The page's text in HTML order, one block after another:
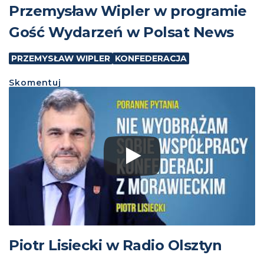
Przemysław Wipler w programie
Gość Wydarzeń w Polsat News
PRZEMYSŁAW WIPLER KONFEDERACJA
Skomentuj
Piotr Lisiecki w Radio Olsztyn